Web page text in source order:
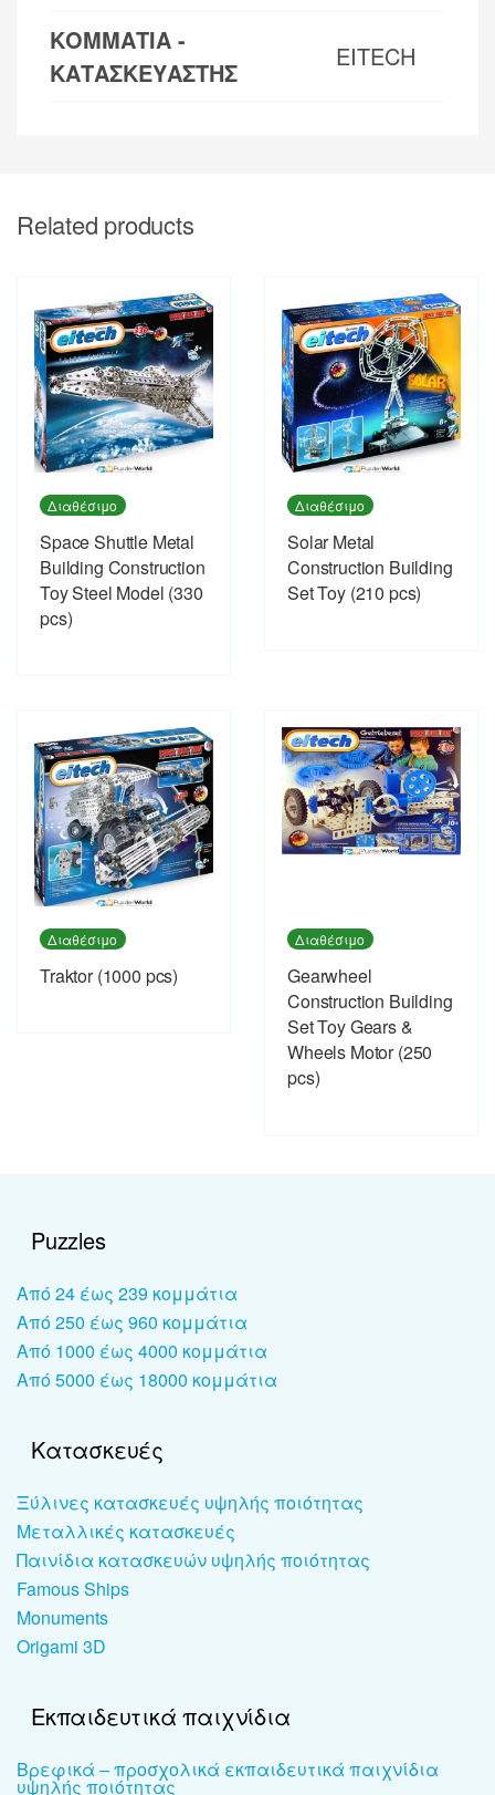
ΚΟΜΜΑΤΙΑ -
ΚΑΤΑΣΚΕΥΑΣΤΗΣ
EITECH
Related products
Διαθέσιμο
Space Shuttle Metal
Building Construction
Toy Steel Model (330
pcs)
Διαθέσιμο
Solar Metal
Construction Building
Set Toy (210 pcs)
Διαθέσιμο
Traktor (1000 pcs)
Διαθέσιμο
Gearwheel
Construction Building
Set Toy Gears &
Wheels Motor (250
pcs)
Puzzles
Από 24 έως 239 κομμάτια
Από 250 έως 960 κομμάτια
Από 1000 έως 4000 κομμάτια
Από 5000 έως 18000 κομμάτια
Κατασκευές
Ξύλινες κατασκευές υψηλής ποιότητας
Μεταλλικές κατασκευές
Παινίδια κατασκευών υψηλής ποιότητας
Famous Ships
Monuments
Origami 3D
Εκπαιδευτικά παιχνίδια
Βρεφικά – προσχολικά εκπαιδευτικά παιχνίδια
υψηλής ποιότητας